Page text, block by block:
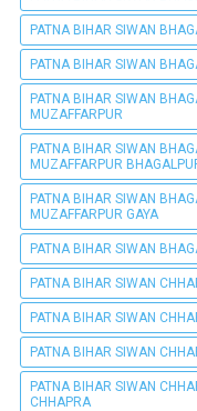
PATNA BIHAR SIWAN
PATNA BIHAR SIWAN
PATNA BIHAR SIWAN
MUZAFFARPUR
PATNA BIHAR SIWAN
MUZAFFARPUR
PATNA BIHAR SIWAN
MUZAFFARPUR GAYA
PATNA BIHAR SIWAN
PATNA BIHAR SIWAN
PATNA BIHAR SIWAN
PATNA BIHAR SIWAN
PATNA BIHAR SIWAN
CHHAPRA